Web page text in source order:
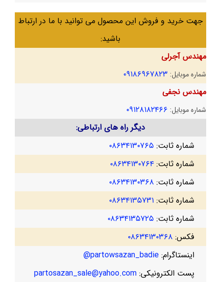
جهت خرید و فروش این محصول می توانید با ما در ارتباط
باشید:
مهندس آجرلی
شماره موبایل: ۰۹۱۸۶۹۶۷۸۲۳
مهندس نجفی
شماره موبایل: ۰۹۱۲۸۱۸۲۴۶۶
دیگر راه های ارتباطی:
شماره ثابت: ۰۸۶۳۴۱۳۰۷۶۵
شماره ثابت: ۰۸۶۳۴۱۳۰۷۶۴
شماره ثابت: ۰۸۶۳۴۱۳۰۳۶۸
شماره ثابت: ۰۸۶۳۴۱۳۵۷۳۱
شماره ثابت: ۰۸۶۳۴۱۳۵۷۲۵
فکس: ۰۸۶۳۴۱۳۰۳۶۸
اینستاگرام: partowsazan_badie@
پست الکترونیکی: partosazan_sale@yahoo.com